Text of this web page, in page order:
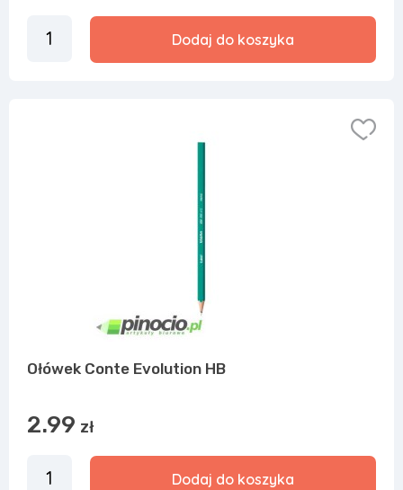
Dodaj do koszyka
Ołówek Conte Evolution HB
2.99 zł
Dodaj do koszyka